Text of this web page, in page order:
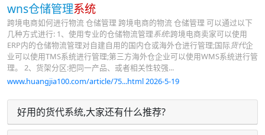
wns仓储管理系统
跨境电商如何进行物流 仓储管理 跨境电商的物流 仓储管理 可以通过以下
几种方式进行: 1、使用专业的仓储物流管理系统:跨境电商卖家可以使用
ERP内的仓储物流管理对自建自用的国内仓或海外仓进行管理;国际 货代企
业可以使用TMS系统进行管理;第三方海外仓企业可以使用WMS系统进行管
理。 2、货架分区:把同一产品、或者相关性较强...
www.huangjia100.com/article/75...html 2026-5-19
好用的货代系统,大家还有什么推荐?